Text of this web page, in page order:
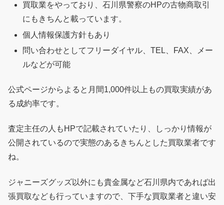
買取業をやっており、石川県警察のHPの古物商取引
にもきちんと載っています。
個人情報保護方針もあり
問い合わせとしてフリーダイヤル、TEL、FAX、メー
ルなどが可能
公式ページからよると月間1,000件以上もの買取実績があ
る成約率です。
査定主任の人もHPで記載されていたり、しっかり情報が
公開されているので実態のあるきちんとした買取業者です
ね。
ジャニーズグッズ以外にも貴金属など石川県内であれば出
張買取なども行っていますので、下手な買取業者と違い安